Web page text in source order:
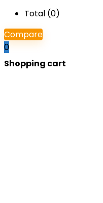
Total (0)
Compare
0
Shopping cart